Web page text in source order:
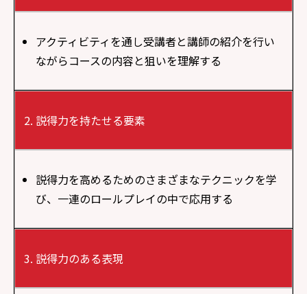
アクティビティを通し受講者と講師の紹介を行い
ながらコースの内容と狙いを理解する
説得力を持たせる要素
説得力を高めるためのさまざまなテクニックを学
び、一連のロールプレイの中で応用する
説得力のある表現